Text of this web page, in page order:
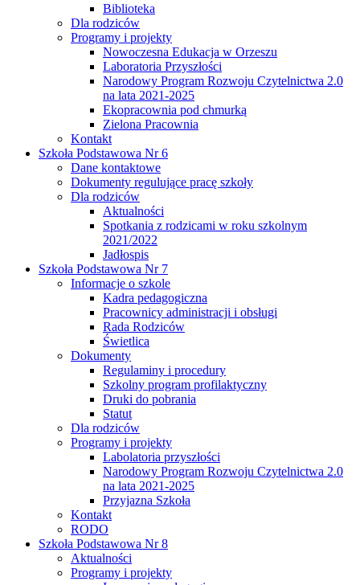
Biblioteka
Dla rodziców
Programy i projekty
Nowoczesna Edukacja w Orzeszu
Laboratoria Przyszłości
Narodowy Program Rozwoju Czytelnictwa 2.0
na lata 2021-2025
Ekopracownia pod chmurką
Zielona Pracownia
Kontakt
Szkoła Podstawowa Nr 6
Dane kontaktowe
Dokumenty regulujące pracę szkoły
Dla rodziców
Aktualności
Spotkania z rodzicami w roku szkolnym
2021/2022
Jadłospis
Szkoła Podstawowa Nr 7
Informacje o szkole
Kadra pedagogiczna
Pracownicy administracji i obsługi
Rada Rodziców
Świetlica
Dokumenty
Regulaminy i procedury
Szkolny program profilaktyczny
Druki do pobrania
Statut
Dla rodziców
Programy i projekty
Labolatoria przyszłości
Narodowy Program Rozwoju Czytelnictwa 2.0
na lata 2021-2025
Przyjazna Szkoła
Kontakt
RODO
Szkoła Podstawowa Nr 8
Aktualności
Programy i projekty